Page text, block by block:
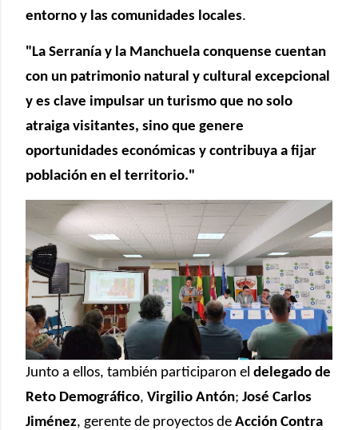
entorno y las comunidades locales.
"La Serranía y la Manchuela conquense cuentan
con un patrimonio natural y cultural excepcional
y es clave impulsar un turismo que no solo
atraiga visitantes, sino que genere
oportunidades económicas y contribuya a fijar
población en el territorio."
Junto a ellos, también participaron el delegado de
Reto Demográfico, Virgilio Antón; José Carlos
Jiménez, gerente de proyectos de Acción Contra